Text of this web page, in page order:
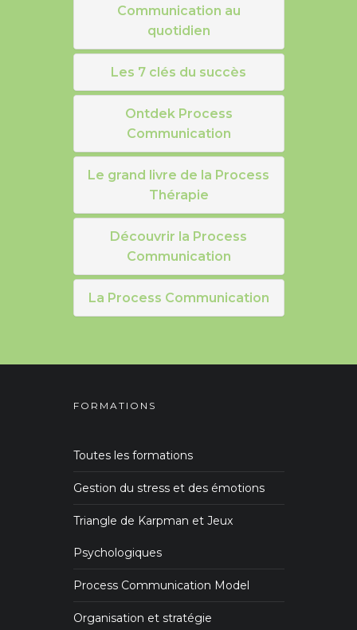
Communication au
quotidien
Les 7 clés du succès
Ontdek Process
Communication
Le grand livre de la Process
Thérapie
Découvrir la Process
Communication
La Process Communication
FORMATIONS
Toutes les formations
Gestion du stress et des émotions
Triangle de Karpman et Jeux
Psychologiques
Process Communication Model
Organisation et stratégie